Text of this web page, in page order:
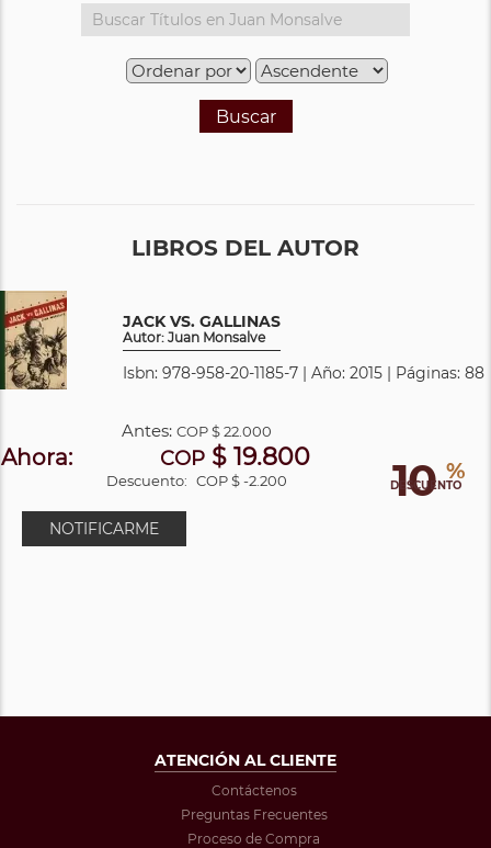
Buscar
LIBROS DEL AUTOR
JACK VS. GALLINAS
Autor: Juan Monsalve
Isbn: 978-958-20-1185-7 | Año: 2015 | Páginas: 88
10 %
DESCUENTO
Antes: COP$ 22.000
Ahora: COP$ 19.800
Descuento: COP $ -2.200
NOTIFICARME
ATENCIÓN AL CLIENTE
Contáctenos
Preguntas Frecuentes
Proceso de Compra